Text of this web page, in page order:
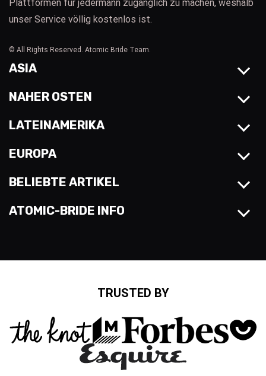
Plattformen für jedermann zugänglich zu machen, weshalb
unser Service völlig kostenlos ist.
© All Rights Reserved. Atomic Bride Team.
ASIA
NAHER OSTEN
LATEINAMERIKA
EUROPA
BELIEBTE ARTIKEL
ATOMIC-BRIDE INFO
TRUSTED BY